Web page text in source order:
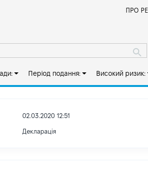
ПРО
Період подання: Високий ризик:
02.03.2020 12:51
Декларація